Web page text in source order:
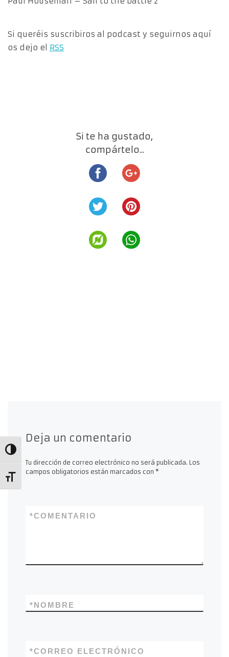
Alternar alto contraste
Alternar tamaño de letra
Si queréis suscribiros al podcast y seguirnos aquí
os dejo el RSS
Si te ha gustado,
compártelo...
Deja un comentario
Tu dirección de correo electrónico no será publicada. Los
campos obligatorios están marcados con *
COMENTARIO
*
NOMBRE
*
CORREO ELECTRÓNICO
*